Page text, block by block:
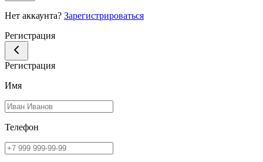
Нет аккаунта? Зарегистрироваться
Регистрация
Регистрация
Имя
Телефон